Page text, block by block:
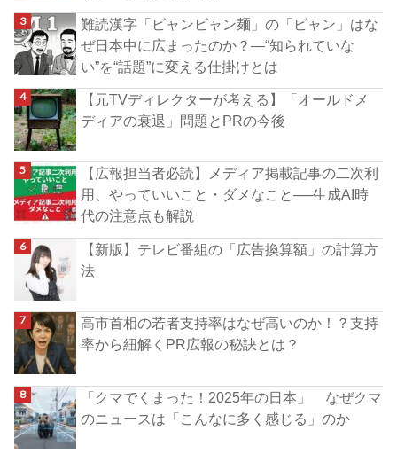
難読漢字「ビャンビャン麺」の「ビャン」はな
ぜ日本中に広まったのか？―“知られていな
い”を“話題”に変える仕掛けとは
【元TVディレクターが考える】「オールドメ
ディアの衰退」問題とPRの今後
【広報担当者必読】メディア掲載記事の二次利
用、やっていいこと・ダメなこと──生成AI時
代の注意点も解説
【新版】テレビ番組の「広告換算額」の計算方
法
高市首相の若者支持率はなぜ高いのか！？支持
率から紐解くPR広報の秘訣とは？
「クマでくまった！2025年の日本」 なぜクマ
のニュースは「こんなに多く感じる」のか